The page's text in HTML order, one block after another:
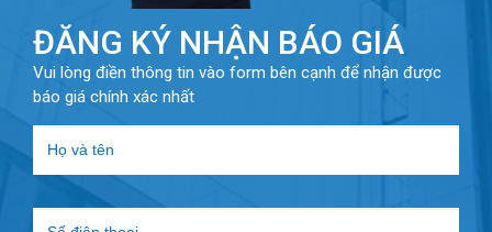
ĐĂNG KÝ NHẬN BÁO GIÁ
Vui lòng điền thông tin vào form bên cạnh để nhận được
báo giá chính xác nhất